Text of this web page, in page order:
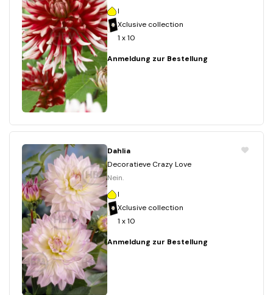
I
Xclusive collection
1 x 10
Anmeldung zur Bestellung
Dahlia
Decoratieve Crazy Love
Nein.
I
Xclusive collection
1 x 10
Anmeldung zur Bestellung